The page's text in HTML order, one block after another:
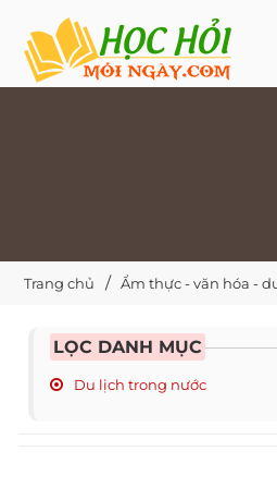
Trang chủ Ẩm thực - văn hóa -
LỌC DANH MỤC
Du lịch trong nước